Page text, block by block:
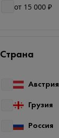
от 15 000 ₽
Страна
Австрия
Грузия
Россия